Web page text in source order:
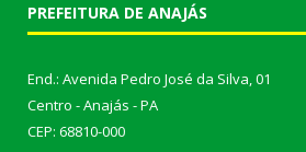
PREFEITURA DE ANAJÁS
End.: Avenida Pedro José da Silva, 01
Centro - Anajás - PA
CEP: 68810-000